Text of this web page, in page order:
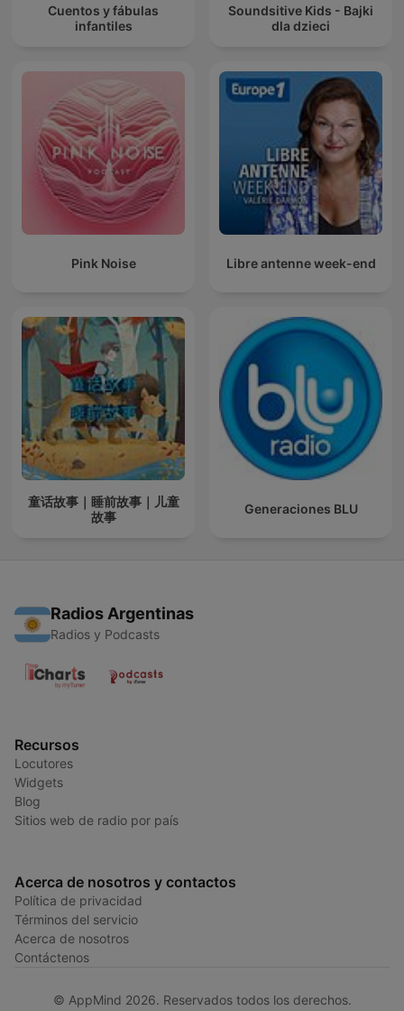
Cuentos y fábulas
infantiles
Soundsitive Kids - Bajki
dla dzieci
Pink Noise Libre antenne week-end
童话故事｜睡前故事｜儿童
故事
Generaciones BLU
Radios Argentinas
Radios y Podcasts
Recursos
Locutores
Widgets
Blog
Sitios web de radio por país
Acerca de nosotros y contactos
Política de privacidad
Términos del servicio
Acerca de nosotros
Contáctenos
© AppMind 2026. Reservados todos los derechos.